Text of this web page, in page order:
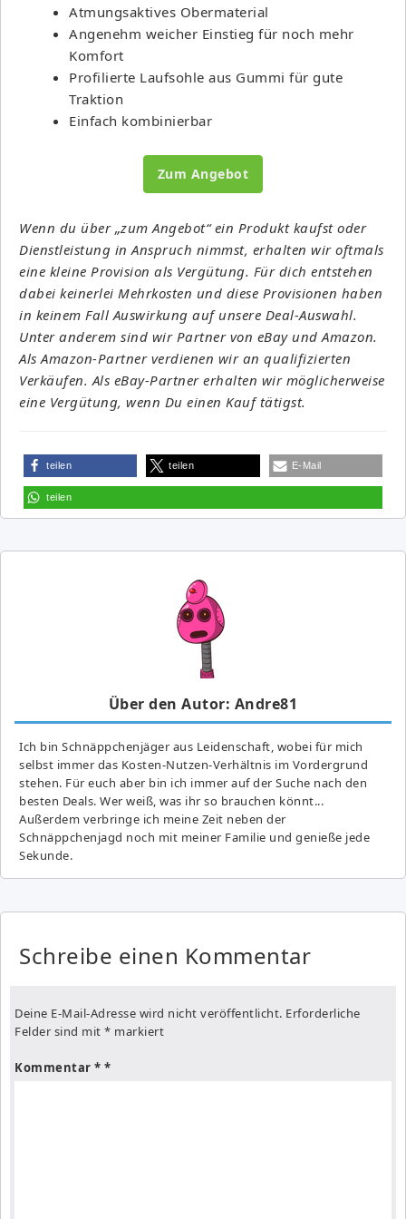
Atmungsaktives Obermaterial
Angenehm weicher Einstieg für noch mehr
Komfort
Profilierte Laufsohle aus Gummi für gute
Traktion
Einfach kombinierbar
Zum Angebot
Wenn du über „zum Angebot“ ein Produkt kaufst oder
Dienstleistung in Anspruch nimmst, erhalten wir oftmals
eine kleine Provision als Vergütung. Für dich entstehen
dabei keinerlei Mehrkosten und diese Provisionen haben
in keinem Fall Auswirkung auf unsere Deal-Auswahl.
Unter anderem sind wir Partner von eBay und Amazon.
Als Amazon-Partner verdienen wir an qualifizierten
Verkäufen. Als eBay-Partner erhalten wir möglicherweise
eine Vergütung, wenn Du einen Kauf tätigst.
teilen teilen E-Mail
teilen
Über den Autor: Andre81
Ich bin Schnäppchenjäger aus Leidenschaft, wobei für mich
selbst immer das Kosten-Nutzen-Verhältnis im Vordergrund
stehen. Für euch aber bin ich immer auf der Suche nach den
besten Deals. Wer weiß, was ihr so brauchen könnt...
Außerdem verbringe ich meine Zeit neben der
Schnäppchenjagd noch mit meiner Familie und genieße jede
Sekunde.
Schreibe einen Kommentar
Deine E-Mail-Adresse wird nicht veröffentlicht. Erforderliche
Felder sind mit * markiert
Kommentar *